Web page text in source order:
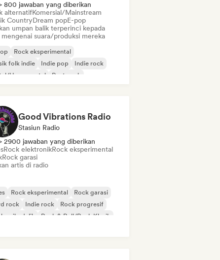
800 jawaban yang diberikan
alternatifKomersial/Mainstream
CountryDream popE-pop
umpan balik terperinci kepada
mengenai suara/produksi mereka
Rock eksperimental
folk indie
Indie pop
Indie rock
Heavy metal
Post-rock
Good Vibrations Radio
Stasiun Radio
2900 jawaban yang diberikan
Rock elektronikRock eksperimental
Rock garasi
artis di radio
Rock eksperimental
Rock garasi
rock
Indie rock
Rock progresif
psikedelik
Rock & Roll/Rock Klasik